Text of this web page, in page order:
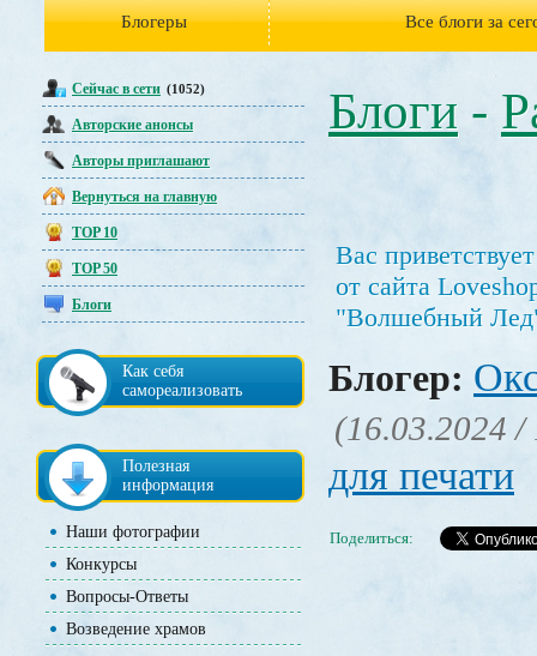
Блогеры Все блоги за
Сейчас в сети (1052)
Авторские анонсы
Авторы приглашают
Вернуться на главную
TOP 10
TOP 50
Блоги
Как себя
самореализовать
Полезная
информация
Наши фотографии
Конкурсы
Вопросы-Ответы
Возведение храмов
Блоги -
Вас
от сайта
"Волшебный
Блогер:
(16.03.2024 /
для печати
Поделиться: